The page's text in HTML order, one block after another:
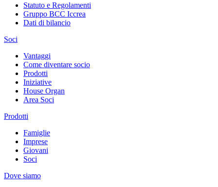
Statuto e Regolamenti
Gruppo BCC Iccrea
Dati di bilancio
Soci
Vantaggi
Come diventare socio
Prodotti
Iniziative
House Organ
Area Soci
Prodotti
Famiglie
Imprese
Giovani
Soci
Dove siamo